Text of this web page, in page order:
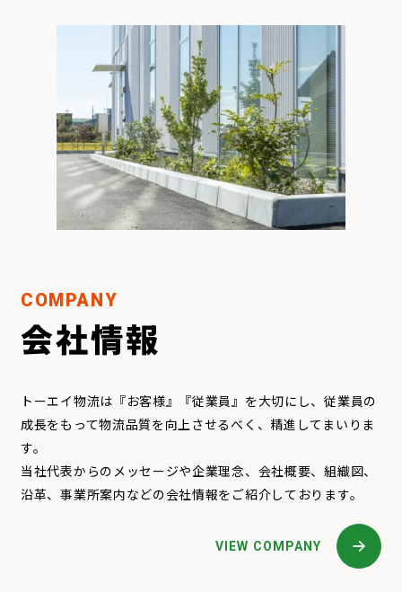
COMPANY
会社情報
トーエイ物流は『お客様』『従業員』を大切にし、従業員の
成長をもって物流品質を向上させるべく、精進してまいりま
す。
当社代表からのメッセージや企業理念、会社概要、組織図、
沿革、事業所案内などの会社情報をご紹介しております。
VIEW COMPANY